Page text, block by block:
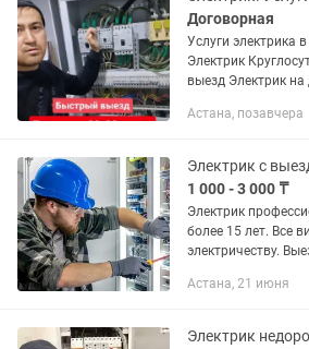
Договорная
Услуги электрика
Электрик Круглосуточный
выезд Электрик на дом Прошу
некогда! Звоните! Выезд к клиенту и
Астана, позавчера
1 000 - 3 000 ₸
Электрик
более 15 лет. Все
электричеству.
Астана, 21 июня